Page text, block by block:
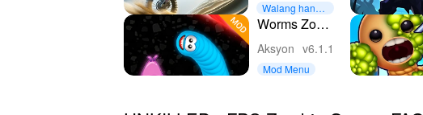
Walang hangg
anan pera
Worms Zone
.io - Gutom
na ahas
Aksyon v6.1.1
Mod Menu